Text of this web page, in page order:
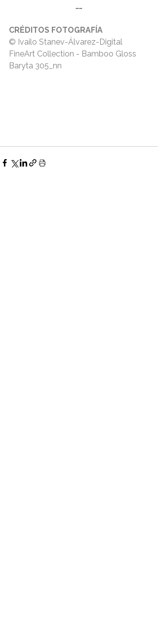
……
CRÉDITOS FOTOGRAFÍA
© Ivailo Stanev-Álvarez-Digital
FineArt Collection - Bamboo Gloss
Baryta 305_nn